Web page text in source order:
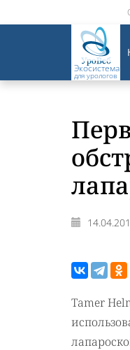
Экосистема
для урологов
Tamer